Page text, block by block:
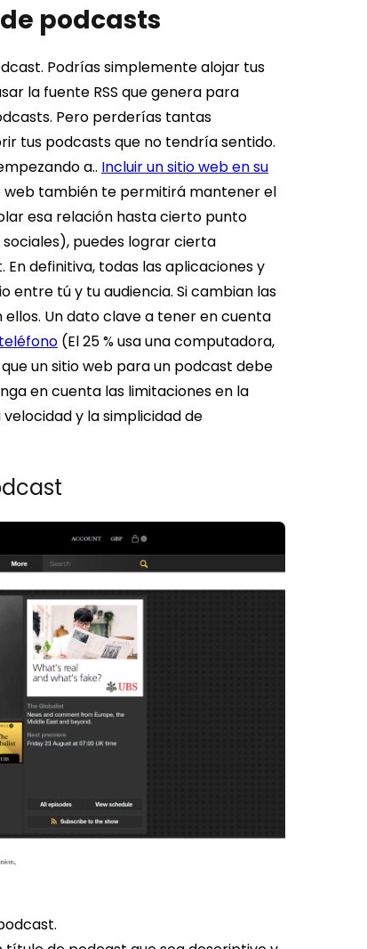
podcasts
Podrías simplemente alojar tus
la fuente RSS que genera para
Pero perderías tantas
tus podcasts que no tendría sentido.
a.. Incluir un sitio web en su
web también te permitirá mantener el
esa relación hasta cierto punto
puedes lograr cierta
definitiva, todas las aplicaciones y
entre tú y tu audiencia. Si cambian las
ellos. Un dato clave a tener en cuenta
(El 25 % usa una computadora,
un sitio web para un podcast debe
en cuenta las limitaciones en la
y la simplicidad de